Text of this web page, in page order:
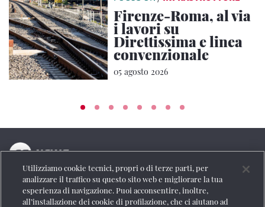
Firenze-Roma, al via
i lavori su
Direttissima e linea
convenzionale
05 agosto 2026
La testata online del Gruppo FS Italiane
Social
Utilizziamo cookie tecnici, propri o di terze parti, per
analizzare il traffico su questo sito web e migliorare la tua
esperienza di navigazione. Puoi acconsentire, inoltre,
all’installazione dei cookie di profilazione, che ci aiutano ad